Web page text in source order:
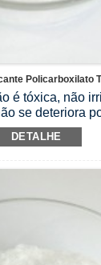
Policarboxilato
é tóxica, não
se deteriora
variedade
de
ser
e alta
e transporte de
DETALHE